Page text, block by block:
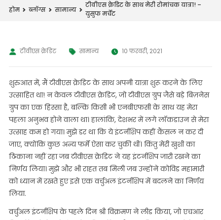
होम ब्लॉग्स सामान्य
टीवीएस क्रेडिट के साथ मेरी रोमांचक यात्रा! –
युसुफ मर्चेंट
टीवीएस क्रेडिट सामान्य 10 फरवरी, 2021
शुरुआत में, मैं टीवीएस क्रेडिट के साथ अपनी यात्रा शुरू करने के लिए
उत्साहित था! न केवल टीवीएस क्रेडिट, जो टीवीएस ग्रुप जैसे बड़े बिज़नेस
ग्रुप का एक हिस्सा है, बल्कि किसी भी एनबीएफसी के साथ यह मेरा
पहला अनुभव होने वाला था। हालांकि, देशभर में लगे लॉकडाउन से मेरा
उत्साह कम हो गया। मुझे डर था कि ये इंटर्नशिप कहीं कैंसल न कर दी
जाए, क्योंकि कुछ अन्य फर्में ऐसा कर चुकी थीं। किंतु मेरी खुशी का
ठिकाना नहीं रहा जब टीवीएस क्रेडिट ने यह इंटर्नशिप जारी रखने का
निर्णय लिया। मुझे और भी राहत तब मिली जब उन्होंने कोविड महामारी
को ध्यान में रखते हुए इसे एक वर्चुअल इंटर्नशिप में बदलने का निर्णय
लिया.
वर्चुअल इंटर्नशिप के पहले दिन श्री विक्रमण ने लीड किया, जो एचआर